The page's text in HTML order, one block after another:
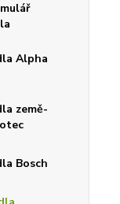
Alpha
země-
Bosch